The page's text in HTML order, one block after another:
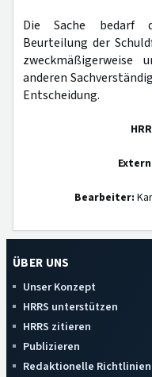
Die Sache bedarf
Beurteilung der
zweckmäßigerweise
anderen
Entscheidung.
Bearbeiter:
ÜBER UNS
Unser Konzept
HRRS unterstützen
HRRS zitieren
Publizieren
Redaktionelle Richtlinien